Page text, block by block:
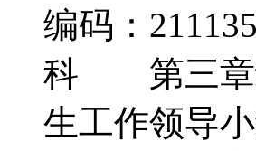
编码：
科 第三章
生工作领导